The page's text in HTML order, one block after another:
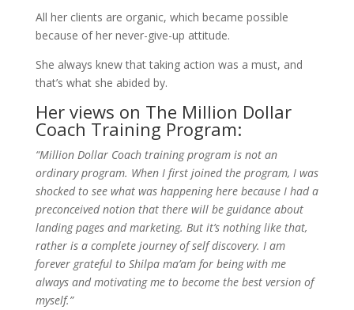
All her clients are organic, which became possible
because of her never-give-up attitude.
She always knew that taking action was a must, and
that’s what she abided by.
Her views on The Million Dollar
Coach Training Program:
“Million Dollar Coach training program is not an
ordinary program. When I first joined the program, I was
shocked to see what was happening here because I had a
preconceived notion that there will be guidance about
landing pages and marketing. But it’s nothing like that,
rather is a complete journey of self discovery. I am
forever grateful to Shilpa ma’am for being with me
always and motivating me to become the best version of
myself.”